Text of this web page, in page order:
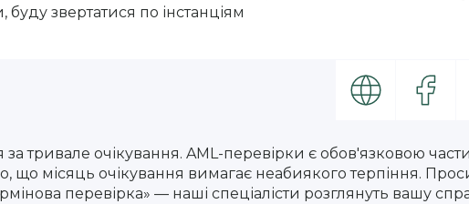
звертатися по інстанціям
тривале очікування. AML-перевірки є обов'язковою
що місяць очікування вимагає неабиякого терпіння.
перевірка» — наші спеціалісти розглянуть вашу